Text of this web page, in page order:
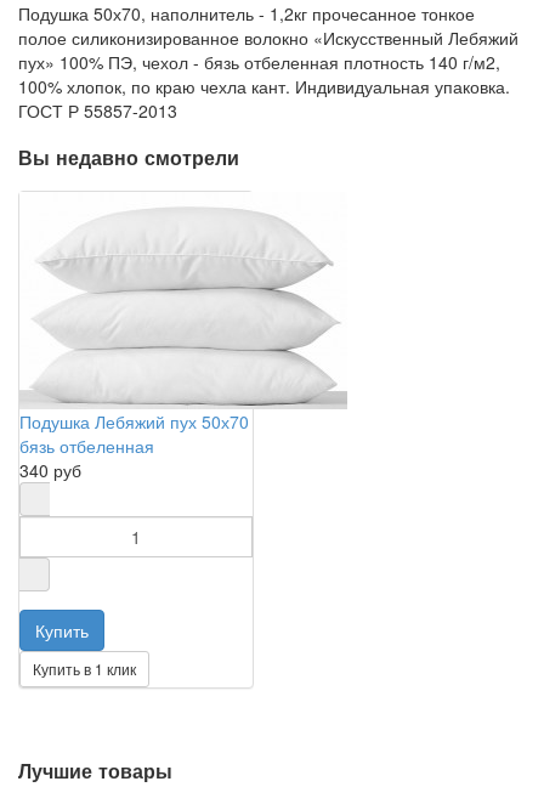
Подушка 50х70, наполнитель - 1,2кг прочесанное тонкое
полое силиконизированное волокно «Искусственный Лебяжий
пух» 100% ПЭ, чехол - бязь отбеленная плотность 140 г/м2,
100% хлопок, по краю чехла кант. Индивидуальная упаковка.
ГОСТ Р 55857-2013
Вы недавно смотрели
Подушка Лебяжий пух 50х70
бязь отбеленная
340 руб
Купить в 1 клик
Лучшие товары